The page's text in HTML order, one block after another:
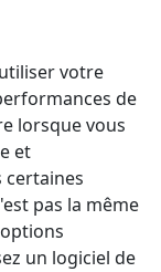
votre
de
lorsque vous
et
certaines
pas la même
un logiciel de